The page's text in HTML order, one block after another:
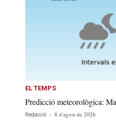
EL TEMPS
Predicció meteorològica:
Redacció - 8 d'agost de 2026